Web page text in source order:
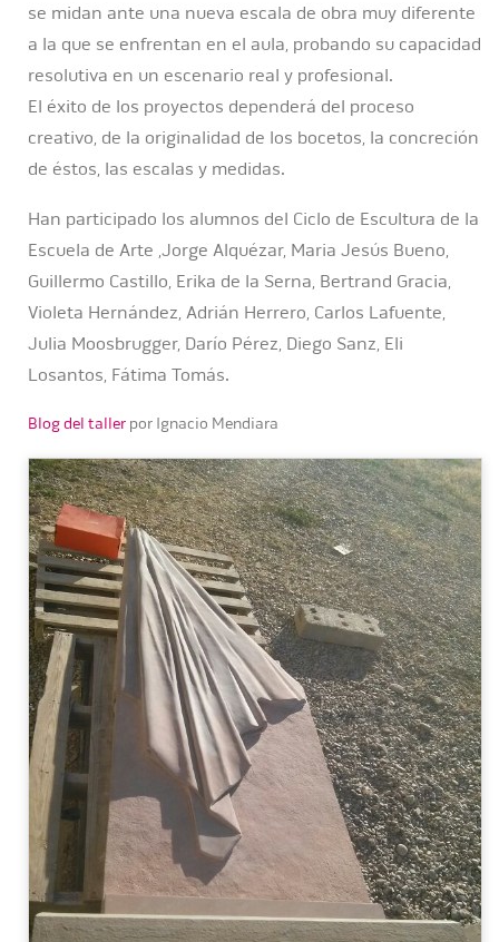
se midan ante una nueva escala de obra muy diferente
a la que se enfrentan en el aula, probando su capacidad
resolutiva en un escenario real y profesional.
El éxito de los proyectos dependerá del proceso
creativo, de la originalidad de los bocetos, la concreción
de éstos, las escalas y medidas.
Han participado los alumnos del Ciclo de Escultura de la
Escuela de Arte ,Jorge Alquézar, Maria Jesús Bueno,
Guillermo Castillo, Erika de la Serna, Bertrand Gracia,
Violeta Hernández, Adrián Herrero, Carlos Lafuente,
Julia Moosbrugger, Darío Pérez, Diego Sanz, Eli
Losantos, Fátima Tomás.
Blog del taller por Ignacio Mendiara